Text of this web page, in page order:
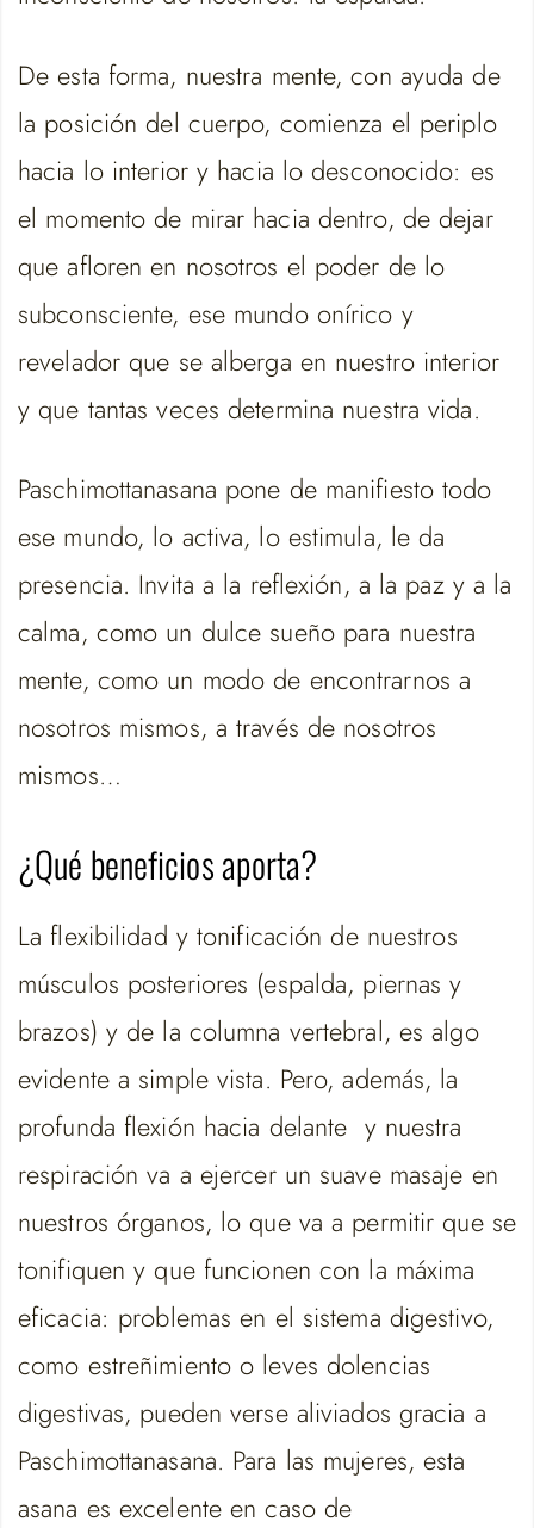
De esta forma, nuestra mente, con ayuda de
la posición del cuerpo, comienza el periplo
hacia lo interior y hacia lo desconocido: es
el momento de mirar hacia dentro, de dejar
que afloren en nosotros el poder de lo
subconsciente, ese mundo onírico y
revelador que se alberga en nuestro interior
y que tantas veces determina nuestra vida.
Paschimottanasana pone de manifiesto todo
ese mundo, lo activa, lo estimula, le da
presencia. Invita a la reflexión, a la paz y a la
calma, como un dulce sueño para nuestra
mente, como un modo de encontrarnos a
nosotros mismos, a través de nosotros
mismos…
¿Qué beneficios aporta?
La flexibilidad y tonificación de nuestros
músculos posteriores (espalda, piernas y
brazos) y de la columna vertebral, es algo
evidente a simple vista. Pero, además, la
profunda flexión hacia delante y nuestra
respiración va a ejercer un suave masaje en
nuestros órganos, lo que va a permitir que se
tonifiquen y que funcionen con la máxima
eficacia: problemas en el sistema digestivo,
como estreñimiento o leves dolencias
digestivas, pueden verse aliviados gracia a
Paschimottanasana. Para las mujeres, esta
asana es excelente en caso de